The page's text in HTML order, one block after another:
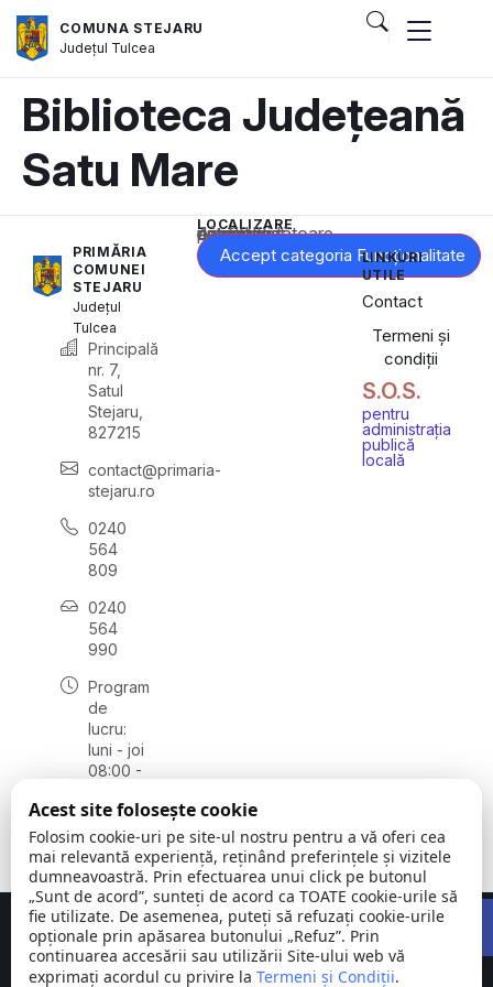
COMUNA STEJARU
Județul Tulcea
Biblioteca Județeană
Satu Mare
PRIMĂRIA
COMUNEI
STEJARU
Județul
Tulcea
Principală
nr. 7,
Satul
Stejaru,
827215
contact@primaria-
stejaru.ro
0240
564
809
0240
564
990
Program
de
lucru:
luni - joi
08:00 -
vineri
08:00 -
14:00
LOCALIZARE
Acest conținut este blocat până când acceptați categoria corespunzătoare de cookie-uri.
Accept categoria Funcționalitate
LINKURI
UTILE
Contact
Termeni și
condiții
S.O.S.
pentru
administrația
publică
locală
Comuna © Toate
Concept realizat deBig Media Relații Publice SRL
Acest site folosește cookie
Folosim cookie-uri pe site-ul nostru pentru a vă oferi cea
mai relevantă experiență, reținând preferințele și vizitele
dumneavoastră. Prin efectuarea unui click pe butonul
„Sunt de acord”, sunteți de acord ca TOATE cookie-urile să
fie utilizate. De asemenea, puteți să refuzați cookie-urile
opționale prin apăsarea butonului „Refuz”. Prin
continuarea accesării sau utilizării Site-ului web vă
exprimați acordul cu privire la Termeni și Condiții.